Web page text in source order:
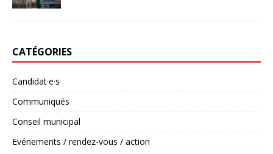
CATÉGORIES
Candidat·e·s
Communiqués
Conseil municipal
Evénements / rendez-vous / action